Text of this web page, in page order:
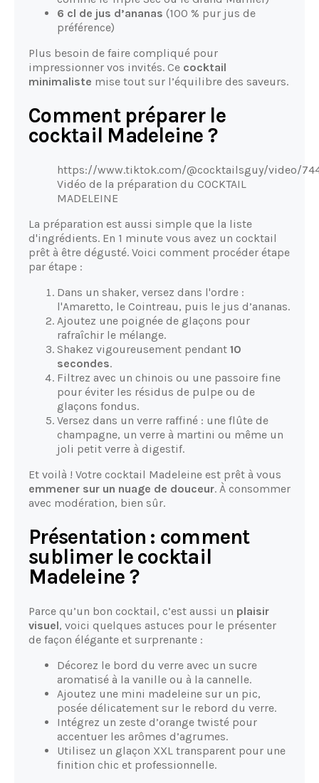
6 cl de jus d’ananas (100 % pur jus de
préférence)
Plus besoin de faire compliqué pour
impressionner vos invités. Ce cocktail
minimaliste mise tout sur l’équilibre des saveurs.
Comment préparer le
cocktail Madeleine ?
https://www.tiktok.com/@cocktailsguy/video/
Vidéo de la préparation du COCKTAIL
MADELEINE
La préparation est aussi simple que la liste
d'ingrédients. En 1 minute vous avez un cocktail
prêt à être dégusté. Voici comment procéder étape
par étape :
Dans un shaker, versez dans l'ordre :
l'Amaretto, le Cointreau, puis le jus d’ananas.
Ajoutez une poignée de glaçons pour
rafraîchir le mélange.
Shakez vigoureusement pendant 10
secondes.
Filtrez avec un chinois ou une passoire fine
pour éviter les résidus de pulpe ou de
glaçons fondus.
Versez dans un verre raffiné : une flûte de
champagne, un verre à martini ou même un
joli petit verre à digestif.
Et voilà ! Votre cocktail Madeleine est prêt à vous
emmener sur un nuage de douceur. À consommer
avec modération, bien sûr.
Présentation : comment
sublimer le cocktail
Madeleine ?
Parce qu’un bon cocktail, c’est aussi un plaisir
visuel, voici quelques astuces pour le présenter
de façon élégante et surprenante :
Décorez le bord du verre avec un sucre
aromatisé à la vanille ou à la cannelle.
Ajoutez une mini madeleine sur un pic,
posée délicatement sur le rebord du verre.
Intégrez un zeste d’orange twisté pour
accentuer les arômes d’agrumes.
Utilisez un glaçon XXL transparent pour une
finition chic et professionnelle.